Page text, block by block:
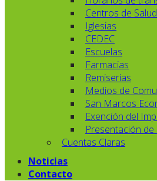
Centros de Salud
Iglesias
CEDEC
Escuelas
Farmacias
Remiserias
Medios de
San Marcos
Exención del
Presentación de
Cuentas Claras
Noticias
Contacto